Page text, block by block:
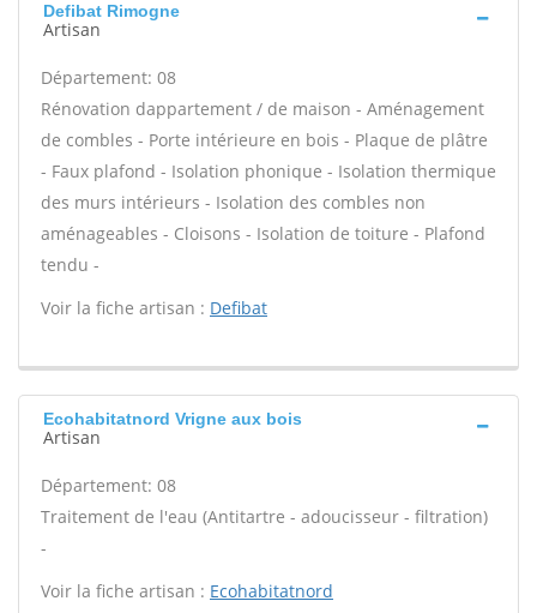
Defibat Rimogne
Artisan
Département: 08
Rénovation dappartement / de maison - Aménagement
de combles - Porte intérieure en bois - Plaque de plâtre
- Faux plafond - Isolation phonique - Isolation thermique
des murs intérieurs - Isolation des combles non
aménageables - Cloisons - Isolation de toiture - Plafond
tendu -
Voir la fiche artisan : Defibat
Ecohabitatnord Vrigne aux bois
Artisan
Département: 08
Traitement de l'eau (Antitartre - adoucisseur - filtration)
-
Voir la fiche artisan : Ecohabitatnord